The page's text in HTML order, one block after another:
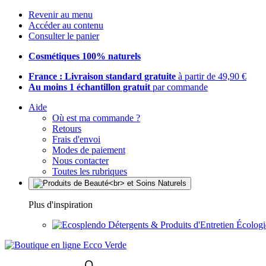
Revenir au menu
Accéder au contenu
Consulter le panier
Cosmétiques 100% naturels
France : Livraison standard gratuite à partir de 49,90 €
Au moins 1 échantillon gratuit par commande
Aide
Où est ma commande ?
Retours
Frais d'envoi
Modes de paiement
Nous contacter
Toutes les rubriques
Plus d'inspiration
Détergents & Produits d'Entretien